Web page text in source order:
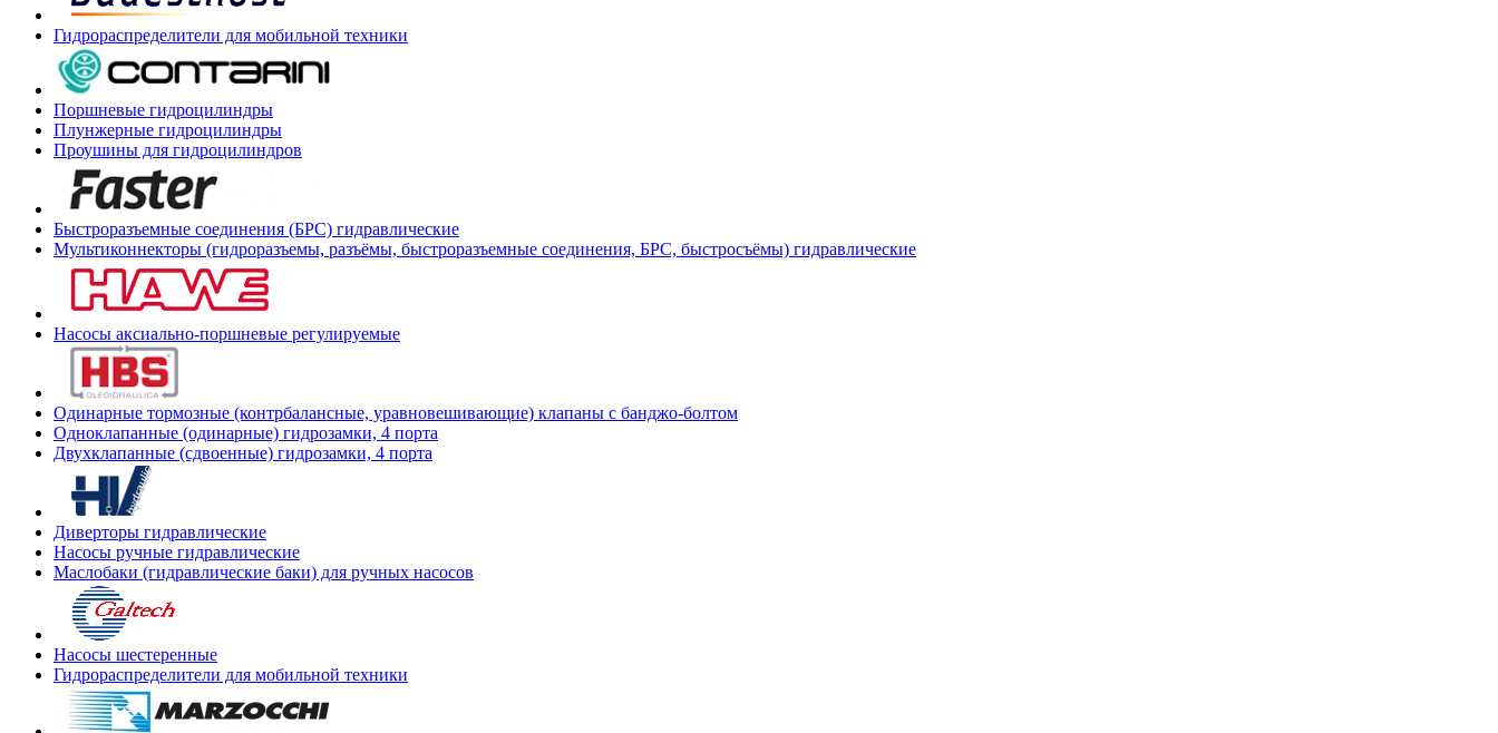
Гидрораспределители для мобильной техники
Поршневые гидроцилиндры
Плунжерные гидроцилиндры
Проушины для гидроцилиндров
Быстроразъемные соединения (БРС) гидравлические
Мультиконнекторы (гидроразъемы, разъёмы, быстроразъемные соединения, БРС, быстросъёмы) гидравлические
Насосы аксиально-поршневые регулируемые
Одинарные тормозные (контрбалансные, уравновешивающие) клапаны с банджо-болтом
Одноклапанные (одинарные) гидрозамки, 4 порта
Двухклапанные (сдвоенные) гидрозамки, 4 порта
Диверторы гидравлические
Насосы ручные гидравлические
Маслобаки (гидравлические баки) для ручных насосов
Насосы шестеренные
Гидрораспределители для мобильной техники